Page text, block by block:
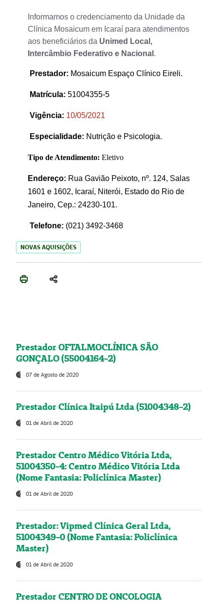
Informamos o credenciamento da Unidade da
Clínica Mosaicum em Icaraí para atendimentos
aos beneficiários da Unimed Local,
Intercâmbio Federativo e Nacional .
Prestador: Mosaicum Espaço Clínico Eireli.
Matrícula: 51004355-5
Vigência: 10/05/2021
Especialidade: Nutrição e Psicologia.
Tipo de Atendimento: Eletivo
Endereço: Rua Gavião Peixoto, nº. 124, Salas
1601 e 1602, Icaraí, Niterói, Estado do Rio de
Janeiro, Cep.: 24230-101.
Telefone: (021) 3492-3468
NOVAS AQUISIÇÕES
Prestador OFTALMOCLÍNICA SÃO
GONÇALO (55004164-2)
07 de Agosto de 2020
Prestador Clínica Itaipú Ltda (51004348-2)
01 de Abril de 2020
Prestador Centro Médico Vitória Ltda,
51004350-4: Centro Médico Vitória Ltda
(Nome Fantasia: Policlínica Master)
01 de Abril de 2020
Prestador: Vipmed Clínica Geral Ltda,
51004349-0 (Nome Fantasia: Policlínica
Master)
01 de Abril de 2020
Prestador CENTRO DE ONCOLOGIA